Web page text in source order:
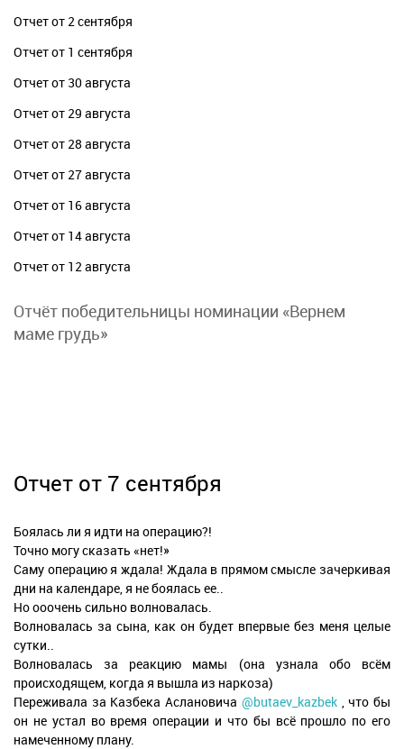
Отчет от 2 сентября
Отчет от 1 сентября
Отчет от 30 августа
Отчет от 29 августа
Отчет от 28 августа
Отчет от 27 августа
Отчет от 16 августа
Отчет от 14 августа
Отчет от 12 августа
Отчёт победительницы номинации «Вернем
маме грудь»
Отчет от 7 сентября
Боялась ли я идти на операцию?!
Точно могу сказать «нет!»
Саму операцию я ждала! Ждала в прямом смысле зачеркивая
дни на календаре, я не боялась ее..
Но ооочень сильно волновалась.
Волновалась за сына, как он будет впервые без меня целые
сутки..
Волновалась за реакцию мамы (она узнала обо всём
происходящем, когда я вышла из наркоза)
Переживала за Казбека Аслановича @butaev_kazbek, что бы
он не устал во время операции и что бы всё прошло по его
намеченному плану.